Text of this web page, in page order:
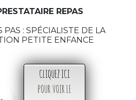
REPAS
PAS : SPÉCIALISTE DE LA
PETITE ENFANCE
CLIQUEZ ICI
POUR VOIR LE